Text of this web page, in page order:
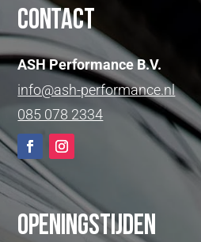
Contact
ASH Performance B.V.
info@ash-performance.nl
085 078 2334
Openingstijden